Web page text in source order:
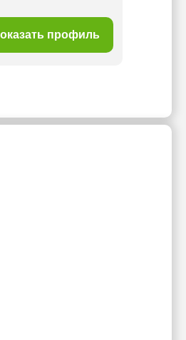
профиль